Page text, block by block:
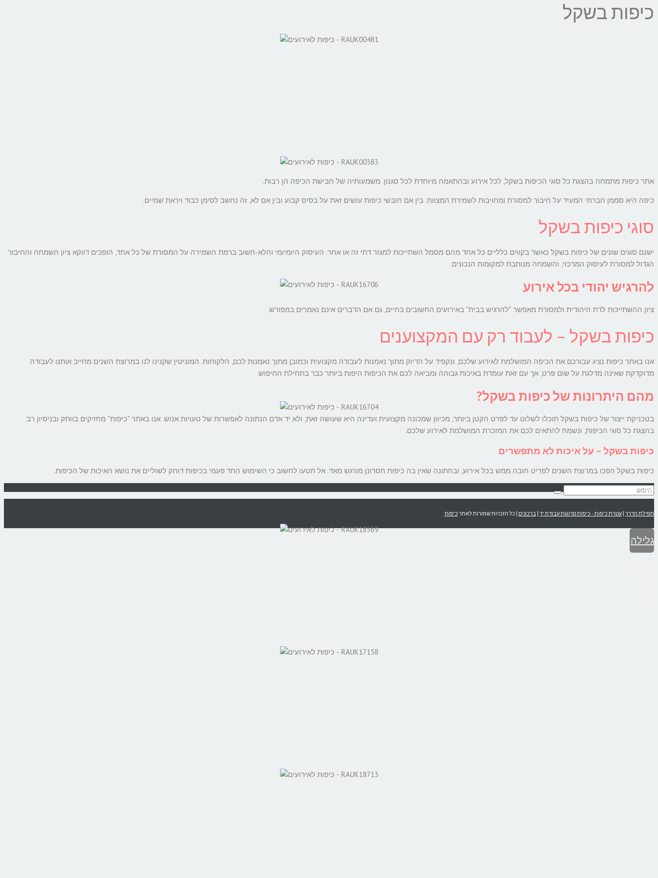
כיפות בשקל
אתר כיפות מתמחה בהצגת כל סוגי הכיפות בשקל, לכל אירוע ובהתאמה מיוחדת לכל סגנון. משמעותיה של חבישת הכיפה הן רבות.
כיפה היא סממן חברתי המעיד על חיבור למסורת ומחויבות לשמירת המצוות. בין אם חובשי כיפות עושים זאת על בסיס קבוע ובין אם לא, זה נחשב לסימן כבוד ויראת שמיים.
סוגי כיפות בשקל
ישנם סוגים שונים של כיפות בשקל כאשר בקווים כלליים כל אחד מהם מסמל השתייכות למגזר דתי זה או אחר. העיסוק היומיומי והלא-חשוב ברמת השמירה על המסורת של כל אחד, הופכים דווקא ציון השמחה והחיבור
הגדול למסורת לעיסוק המרכזי, והשמחה מנותבת למקומות הנכונים.
להרגיש יהודי בכל אירוע
ציון ההשתייכות לדת היהודית ולמסורת מאפשר "להרגיש בבית" באירועים החשובים בחיים, גם אם הדברים אינם נאמרים במפורש.
כיפות בשקל – לעבוד רק עם המקצוענים
אנו באתר כיפות נציג עבורכם את הכיפה המושלמת לאירוע שלכם, ונקפיד על הדיוק מתוך נאמנות לעבודה מקצועית וכמובן מתוך נאמנות לכם, הלקוחות. המוניטין שקנינו לנו במרוצת השנים מחייב אותנו לעבודה
מדוקדקת שאינה מדלגת על שום פרט, אך עם זאת עומדת באיכות גבוהה ומביאה לכם את הכיפות היפות ביותר כבר בתחילת החיפוש.
מהם היתרונות של כיפות בשקל?
בטכניקת ייצור של כיפות בשקל תוכלו לשלוט עד לפרט הקטן ביותר, מכיוון שמכונה מקצועית ועדינה היא שעושה זאת, ולא יד אדם הנתונה לאפשרות של טעויות אנוש. אנו באתר "כיפות" מחזיקים בוותק ובניסיון רב
בהצגת כל סוגי הכיפות, ונשמח להתאים לכם את המזכרת המושלמת לאירוע שלכם.
כיפות בשקל – על איכות לא מתפשרים
כיפות בשקל הפכו במרוצת השנים לפריט חובה ממש בכל אירוע, ובחתונה שאין בה כיפות חסרונן מורגש מאד. אל תטעו לחשוב כי השימוש החד פעמי בכיפות דוחק לשוליים את נושא האיכות של הכיפות.
הצהרת נגישות
תפילת הדרך | עטרת כיפות - כיפות סרוגות עבודת יד | ברכונים | כל הזכויות שמורות לאתרכיפות
גלילה